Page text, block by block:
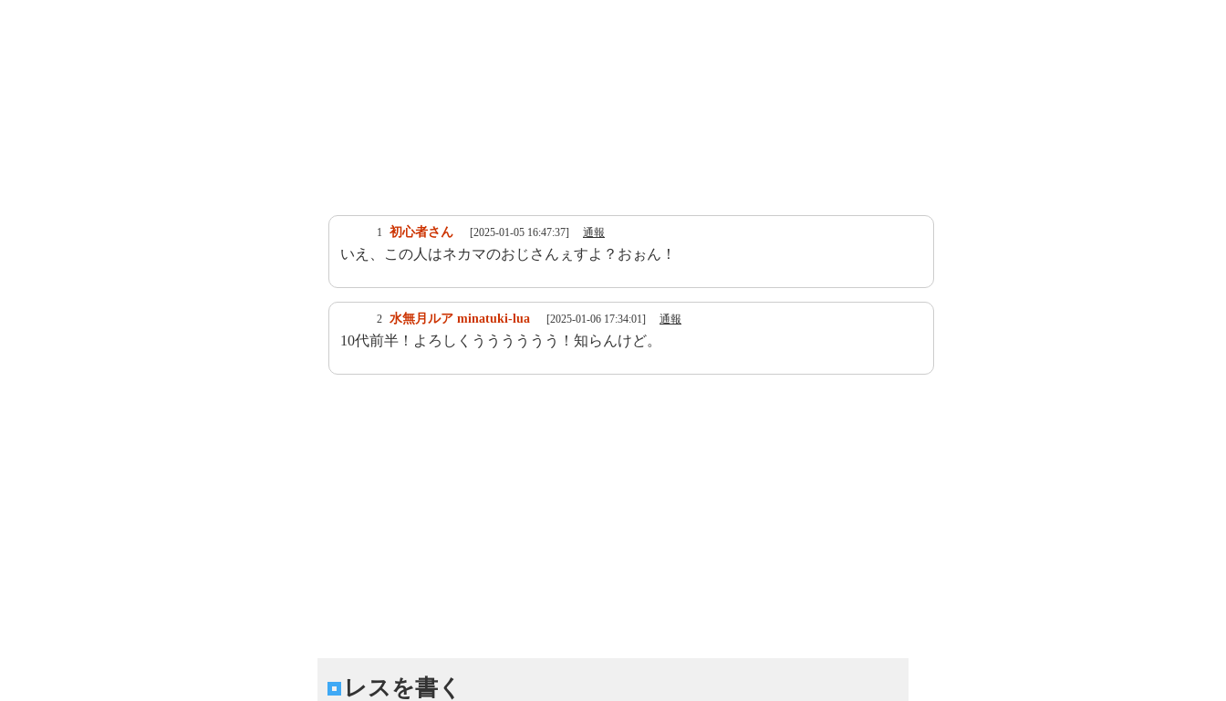
1 初心者さん [2025-01-05 16:47:37] 通報
いえ、この人はネカマのおじさんぇすよ？おぉん！
2 水無月ルア minatuki-lua [2025-01-06 17:34:01] 通報
10代前半！よろしくうううううう！知らんけど。
レスを書く